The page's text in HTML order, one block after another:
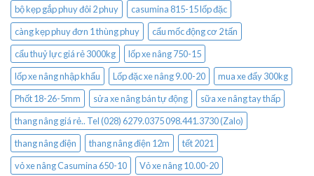
bộ kẹp gắp phuy đôi 2 phuy
casumina 815-15 lốp đặc
càng kẹp phuy đơn 1 thùng phuy
cẩu mốc động cơ 2 tấn
cẩu thuỷ lực giá rẻ 3000kg
lốp xe nâng 750-15
lốp xe nâng nhập khẩu
Lốp đặc xe nâng 9.00-20
mua xe đẩy 300kg
Phốt 18-26-5mm
sửa xe nâng bán tự động
sữa xe nâng tay thấp
thang nâng giá rẻ.. Tel (028) 6279.0375 098.441.3730 (Zalo)
thang nâng điện
thang nâng điện 12m
tết 2021
vỏ xe nâng Casumina 650-10
Vỏ xe nâng 10.00-20